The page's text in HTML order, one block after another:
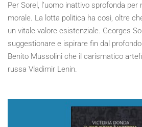
Per Sorel, l’uomo inattivo sprofonda
morale. La lotta politica ha così, oltre
un vitale valore esistenziale. Georges
suggestionare e ispirare fin dal
Benito Mussolini che il carismatico
russa Vladimir Lenin.